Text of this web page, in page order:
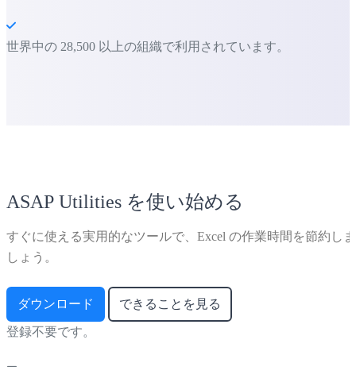
世界中の 28,500 以上の組織で利用されています。
ASAP Utilities を使い始める
すぐに使える実用的なツールで、Excel の作業時間を節約しま
しょう。
ダウンロード できることを見る
登録不要です。